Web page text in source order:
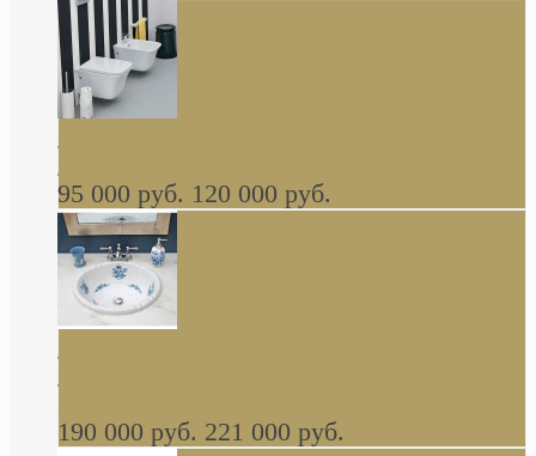
навесное КОМПЛЕКТ
95 000 руб. 120 000 руб.
Decorated Bathroom раковина овальная
встраиваемая для ванной с рисунком синяя
роза В НАЛИЧИИ
190 000 руб. 221 000 руб.